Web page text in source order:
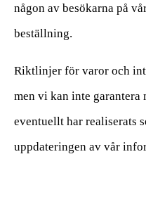
någon av besökarna på
beställning.
Riktlinjer för varor och
men vi kan inte garantera
eventuellt har realiserats
uppdateringen av vår